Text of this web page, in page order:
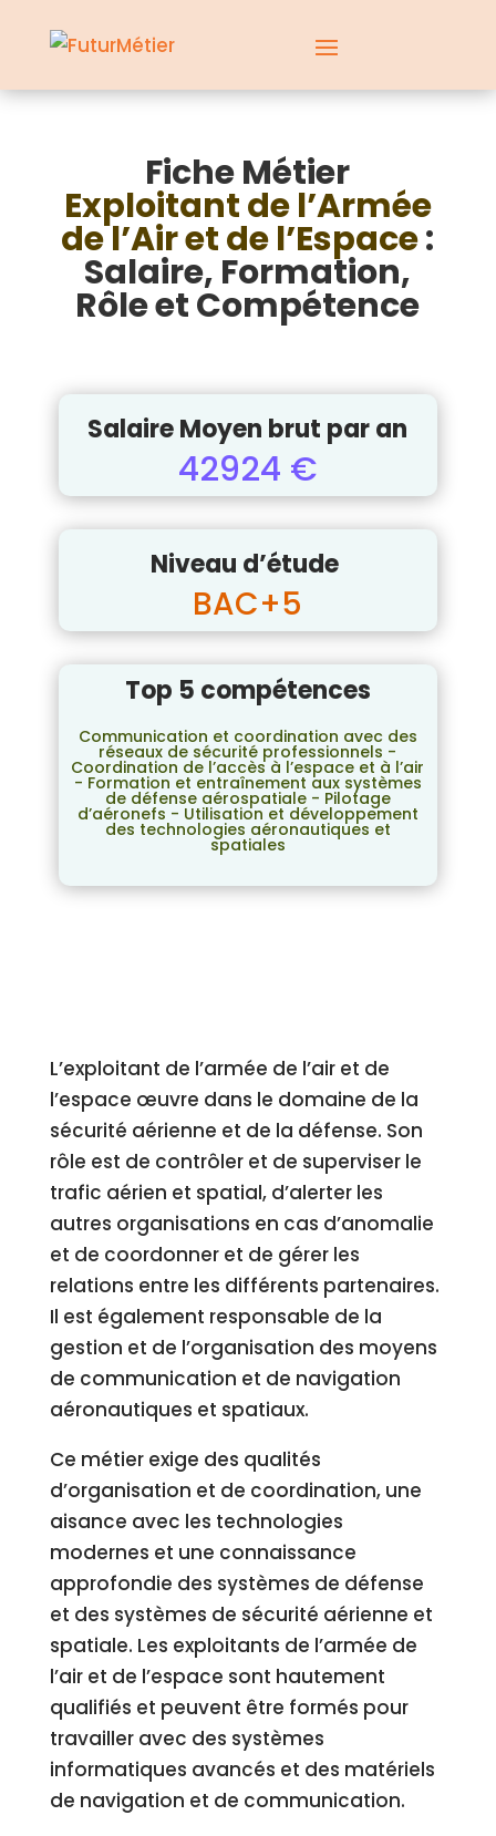
Fiche Métier
Exploitant de l’Armée
de l’Air et de l’Espace:
Salaire, Formation,
Rôle et Compétence
Salaire Moyen brut par an
42924 €
Niveau d’étude
BAC+5
Top 5 compétences
Communication et coordination avec des
réseaux de sécurité professionnels -
Coordination de l’accès à l’espace et à l’air
- Formation et entraînement aux systèmes
de défense aérospatiale - Pilotage
d’aéronefs - Utilisation et développement
des technologies aéronautiques et
spatiales
L’exploitant de l’armée de l’air et de
l’espace œuvre dans le domaine de la
sécurité aérienne et de la défense. Son
rôle est de contrôler et de superviser le
trafic aérien et spatial, d’alerter les
autres organisations en cas d’anomalie
et de coordonner et de gérer les
relations entre les différents partenaires.
Il est également responsable de la
gestion et de l’organisation des moyens
de communication et de navigation
aéronautiques et spatiaux.
Ce métier exige des qualités
d’organisation et de coordination, une
aisance avec les technologies
modernes et une connaissance
approfondie des systèmes de défense
et des systèmes de sécurité aérienne et
spatiale. Les exploitants de l’armée de
l’air et de l’espace sont hautement
qualifiés et peuvent être formés pour
travailler avec des systèmes
informatiques avancés et des matériels
de navigation et de communication.